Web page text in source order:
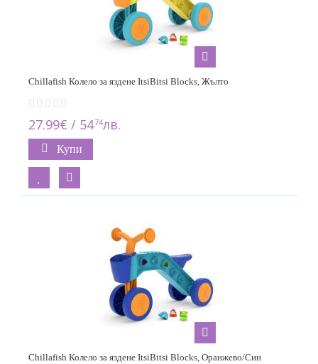
Chillafish Колело за яздене ItsiBitsi Blocks, Жълто
27.99€ / 5474лв.
Купи
Chillafish Колело за яздене ItsiBitsi Blocks, Оранжево/Син